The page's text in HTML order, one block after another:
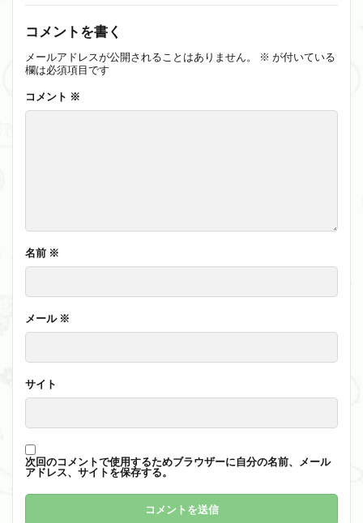
コメントを書く
メールアドレスが公開されることはありません。 ※ が付いている
欄は必須項目です
コメント ※
名前 ※
メール ※
サイト
次回のコメントで使用するためブラウザーに自分の名前、メール
アドレス、サイトを保存する。